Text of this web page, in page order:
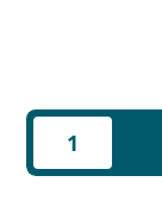
quantité
de